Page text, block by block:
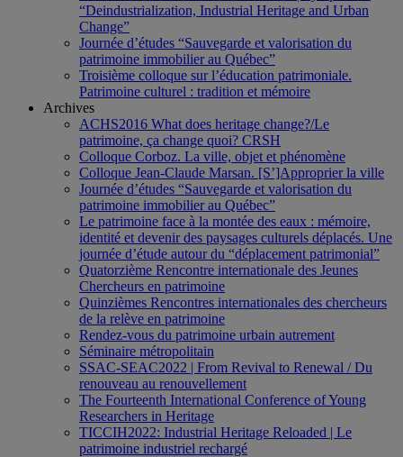
“Deindustrialization, Industrial Heritage and Urban
Change”
Journée d’études “Sauvegarde et valorisation du
patrimoine immobilier au Québec”
Troisième colloque sur l’éducation patrimoniale.
Patrimoine culturel : tradition et mémoire
Archives
ACHS2016 What does heritage change?/Le
patrimoine, ça change quoi? CRSH
Colloque Corboz. La ville, objet et phénomène
Colloque Jean-Claude Marsan. [S’]Approprier la ville
Journée d’études “Sauvegarde et valorisation du
patrimoine immobilier au Québec”
Le patrimoine face à la montée des eaux : mémoire,
identité et devenir des paysages culturels déplacés. Une
journée d’étude autour du “déplacement patrimonial”
Quatorzième Rencontre internationale des Jeunes
Chercheurs en patrimoine
Quinzièmes Rencontres internationales des chercheurs
de la relève en patrimoine
Rendez-vous du patrimoine urbain autrement
Séminaire métropolitain
SSAC-SEAC2022 | From Revival to Renewal / Du
renouveau au renouvellement
The Fourteenth International Conference of Young
Researchers in Heritage
TICCIH2022: Industrial Heritage Reloaded | Le
patrimoine industriel rechargé